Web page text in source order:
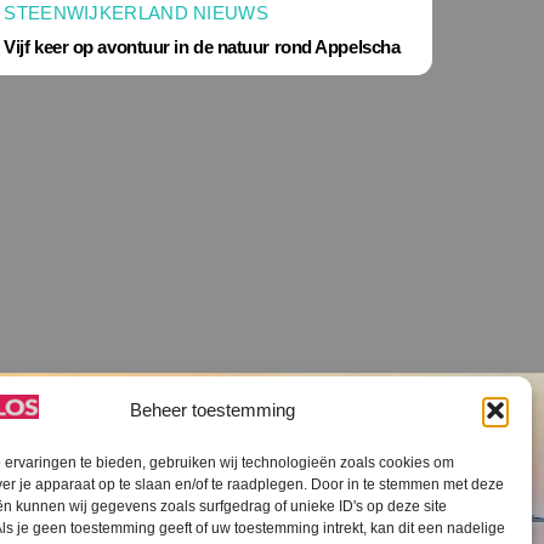
Beheer toestemming
ervaringen te bieden, gebruiken wij technologieën zoals cookies om
je apparaat op te slaan en/of te raadplegen. Door in te stemmen met deze
kunnen wij gegevens zoals surfgedrag of unieke ID's op deze site
je geen toestemming geeft of uw toestemming intrekt, kan dit een nadelige
STEENWIJKERLAND NIEUWS
Vijf keer op avontuur in de natuur rond Appelscha
SLOS ANBI Contact Cookiebeleid (EU)